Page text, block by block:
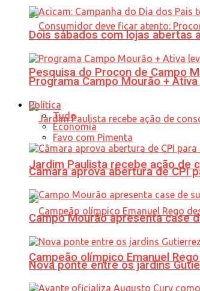
Pesquisa do Procon de Campo
Jardim Paulista recebe ação de
Campeão olímpico Emanuel
Dois sábados com lojas abertas
Programa Campo Mourão +
Política
Tudo
Economia
Favo com Pimenta
Câmara aprova abertura de CPI
Campo Mourão apresenta case
Nova ponte entre os jardins